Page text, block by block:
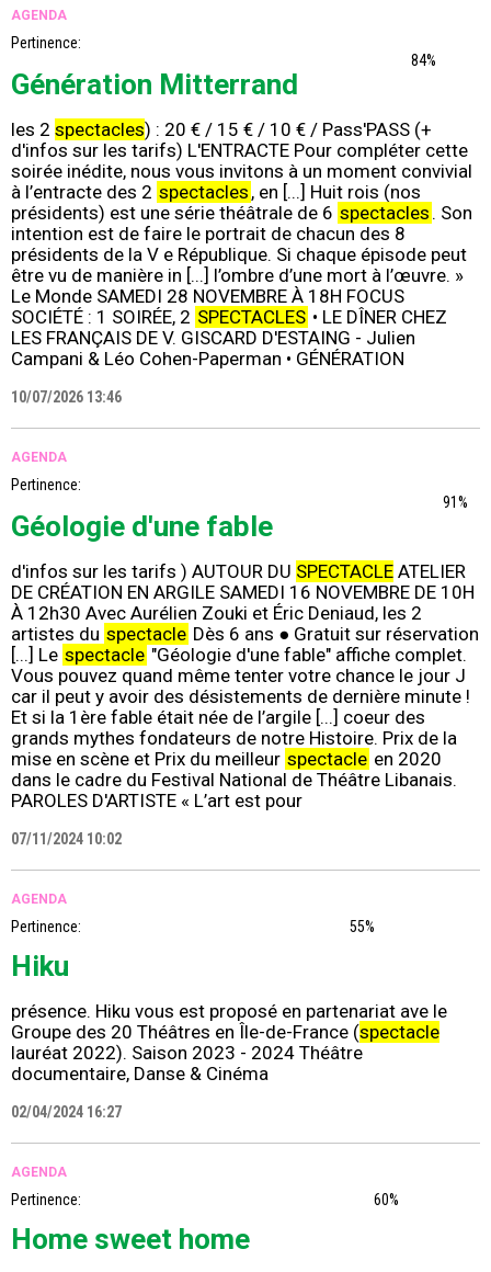
AGENDA
Pertinence:
84%
Génération Mitterrand
les 2 spectacles) : 20 € / 15 € / 10 € / Pass'PASS (+
d'infos sur les tarifs) L'ENTRACTE Pour compléter cette
soirée inédite, nous vous invitons à un moment convivial
à l’entracte des 2 spectacles , en [...] Huit rois (nos
présidents) est une série théâtrale de 6 spectacles . Son
intention est de faire le portrait de chacun des 8
présidents de la V e République. Si chaque épisode peut
être vu de manière in [...] l’ombre d’une mort à l’œuvre. »
Le Monde SAMEDI 28 NOVEMBRE À 18H FOCUS
SOCIÉTÉ : 1 SOIRÉE, 2 SPECTACLES • LE DÎNER CHEZ
LES FRANÇAIS DE V. GISCARD D'ESTAING - Julien
Campani & Léo Cohen-Paperman • GÉNÉRATION
10/07/2026 13:46
AGENDA
Pertinence:
91%
Géologie d'une fable
d'infos sur les tarifs ) AUTOUR DU SPECTACLE ATELIER
DE CRÉATION EN ARGILE SAMEDI 16 NOVEMBRE DE 10H
À 12h30 Avec Aurélien Zouki et Éric Deniaud, les 2
artistes du spectacle Dès 6 ans ● Gratuit sur réservation
[...] Le spectacle "Géologie d'une fable" affiche complet.
Vous pouvez quand même tenter votre chance le jour J
car il peut y avoir des désistements de dernière minute !
Et si la 1ère fable était née de l’argile [...] coeur des
grands mythes fondateurs de notre Histoire. Prix de la
mise en scène et Prix du meilleur spectacle en 2020
dans le cadre du Festival National de Théâtre Libanais.
PAROLES D'ARTISTE « L’art est pour
07/11/2024 10:02
AGENDA
Pertinence: 55%
Hiku
présence. Hiku vous est proposé en partenariat ave le
Groupe des 20 Théâtres en Île-de-France (spectacle
lauréat 2022). Saison 2023 - 2024 Théâtre
documentaire, Danse & Cinéma
02/04/2024 16:27
AGENDA
Pertinence: 60%
Home sweet home